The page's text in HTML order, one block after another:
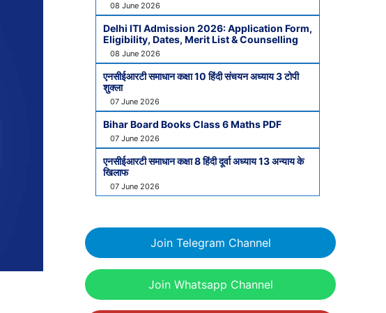
08 June 2026
Delhi ITI Admission 2026: Application Form,
Eligibility, Dates, Merit List & Counselling
08 June 2026
एनसीईआरटी समाधान कक्षा 10 हिंदी संचयन अध्याय 3 टोपी
शुक्ला
07 June 2026
Bihar Board Books Class 6 Maths PDF
07 June 2026
एनसीईआरटी समाधान कक्षा 8 हिंदी दूर्वा अध्याय 13 अन्याय के
खिलाफ
07 June 2026
Join Telegram Channel
Join Whatsapp Channel